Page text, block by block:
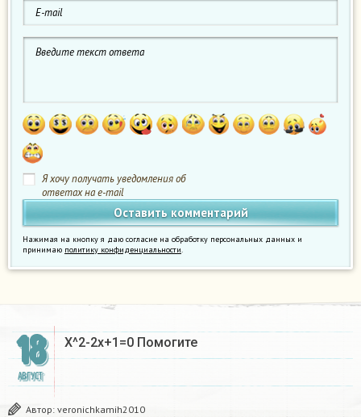
Я хочу получать уведомления об
ответах на e-mail
Нажимая на кнопку я даю согласие на обработку персональных данных и
принимаю политику конфиденциальности.
18
АВГУСТ
X^2-2x+1=0 Помогите
Автор: veronichkamih2010